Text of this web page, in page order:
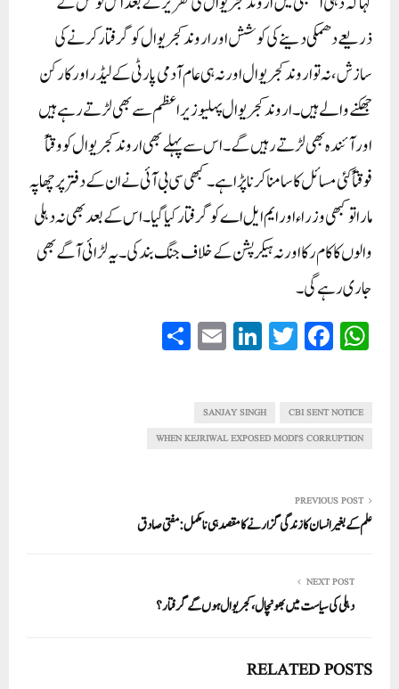
ذریعے دھمکی دینے کی کوشش اور اروند کجریوال کو گرفتار کرنے کی
سازش، نہ تو اروند کجریوال اور نہ ہی عام آدمی پارٹی کے لیڈر اور کارکن
جھکنے والے ہیں۔ اروند کجریوال پہلیوزیراعظم سے بھی لڑتے رہے ہیں
اور آئندہ بھی لڑتے رہیں گے۔ اس سے پہلے بھی اروند کجریوال کو وقتاً
فوقتاً کئی مسائل کا سامنا کرنا پڑا ہے۔ کبھی سی بی آئی نے ان کے دفتر پر چھاپہ
مارا تو کبھی وزراء اور ایم ایل اے کو گرفتار کیا گیا۔ اس کے بعد بھی نہ دہلی
والوں کا کام رکا اور نہ ہیکرپشن کے خلاف جنگ بند کی۔ یہ لڑائی آگے بھی
جاری رہے گی۔
W
ha
A
pp
Fa
ce
ok
T
wi
r
Li
nk
In
E
m
CBI SENT NOTICE
SANJAY SINGH
WHEN KEJRIWAL EXPOSED MODI'S CORRUPTION
PREVIOUS POST
علم کے بغیر انسان کا زندگی گزارنے کا مقصد ہی نامکمل:مفتی صادق
NEXT POST
دہلی کی سیاست میں بھونچال، کجریوال ہوں گے گرفتار؟
RELATED POSTS